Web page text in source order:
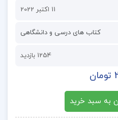
11 اکتبر 2022
کتاب های درسی و دانشگاهی
1254 بازدید
به سبد خرید